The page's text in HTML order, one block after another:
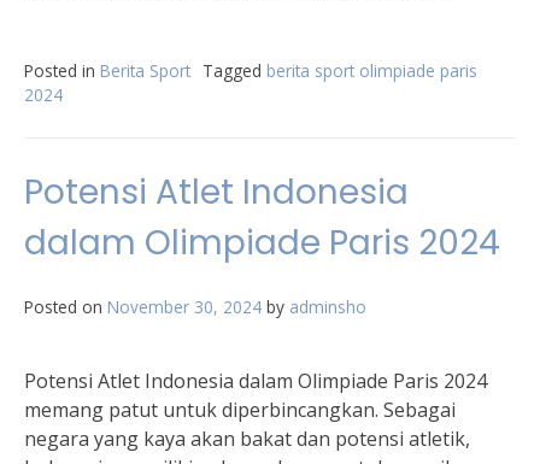
Posted in Berita Sport Tagged berita sport olimpiade paris
2024
Potensi Atlet Indonesia
dalam Olimpiade Paris 2024
Posted on November 30, 2024 by adminsho
Potensi Atlet Indonesia dalam Olimpiade Paris 2024
memang patut untuk diperbincangkan. Sebagai
negara yang kaya akan bakat dan potensi atletik,